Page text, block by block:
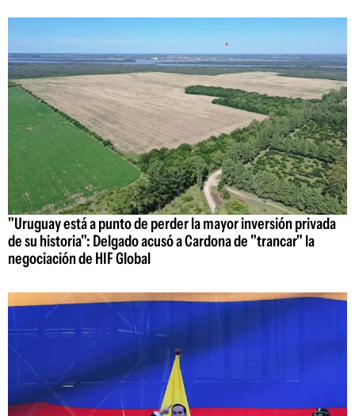
"Uruguay está a punto de perder la mayor inversión privada
de su historia": Delgado acusó a Cardona de "trancar" la
negociación de HIF Global